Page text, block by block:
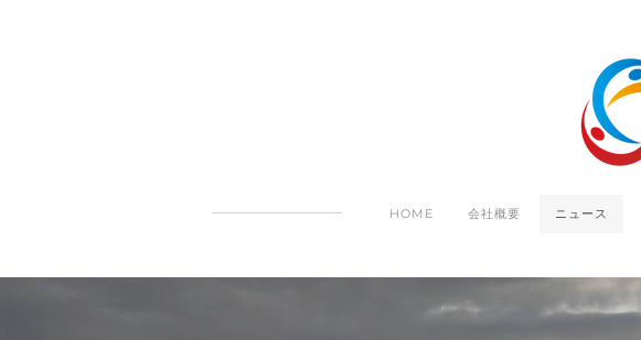
HOME 会社概要 ニュース